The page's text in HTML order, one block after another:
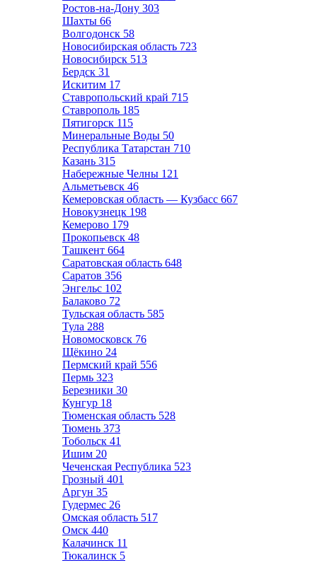
Ростов-на-Дону 303
Шахты 66
Волгодонск 58
Новосибирская область 723
Новосибирск 513
Бердск 31
Искитим 17
Ставропольский край 715
Ставрополь 185
Пятигорск 115
Минеральные Воды 50
Республика Татарстан 710
Казань 315
Набережные Челны 121
Альметьевск 46
Кемеровская область — Кузбасс 667
Новокузнецк 198
Кемерово 179
Прокопьевск 48
Ташкент 664
Саратовская область 648
Саратов 356
Энгельс 102
Балаково 72
Тульская область 585
Тула 288
Новомосковск 76
Щёкино 24
Пермский край 556
Пермь 323
Березники 30
Кунгур 18
Тюменская область 528
Тюмень 373
Тобольск 41
Ишим 20
Чеченская Республика 523
Грозный 401
Аргун 35
Гудермес 26
Омская область 517
Омск 440
Калачинск 11
Тюкалинск 5